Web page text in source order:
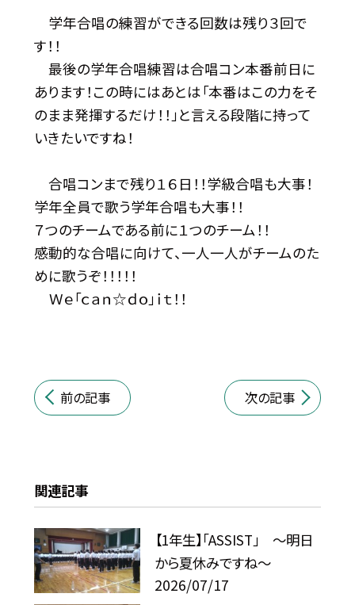
学年合唱の練習ができる回数は残り３回で
す！！
最後の学年合唱練習は合唱コン本番前日に
あります！この時にはあとは「本番はこの力をそ
のまま発揮するだけ！！」と言える段階に持って
いきたいですね！
合唱コンまで残り１６日！！学級合唱も大事！
学年全員で歌う学年合唱も大事！！
７つのチームである前に１つのチーム！！
感動的な合唱に向けて、一人一人がチームのた
めに歌うぞ！！！！！
Ｗｅ「ｃａｎ☆ｄｏ」ｉｔ！！
前の記事 次の記事
関連記事
【1年生】「ASSIST」 ～明日
から夏休みですね～
2026/07/17